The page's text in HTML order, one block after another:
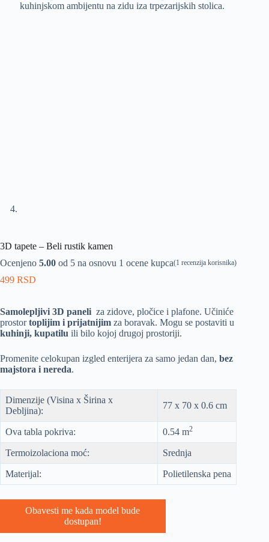
3D tapete – Beli rustik kamen
Ocenjeno 5.00 od 5 na osnovu 1 ocene kupca(1 recenzija korisnika)
499 RSD
Samolepljivi 3D paneli za zidove, pločice i plafone. Učiniće
prostortoplijim i prijatnijim za boravak. Mogu se postaviti u
kuhinji, kupatilu ili bilo kojoj drugoj prostoriji.
Promenite celokupan izgled enterijera za samo jedan dan, bez
majstora i nereda.
Dimenzije (Visina x Širina x
Debljina):
77 x 70 x 0.6 cm
Ova tabla pokriva: 0.54 m2
Termoizolaciona moć: Srednja
Materijal: Polietilenska pena
Obavesti me kada model bude
dostupan!